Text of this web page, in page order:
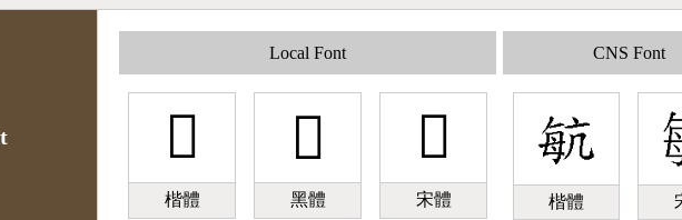
Local Font
󹴪
楷體
󹴪
黑體
󹴪
宋體
CNS Font
楷體